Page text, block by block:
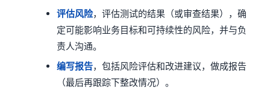
评估风险，评估测试的结果（或审查结果），确
定可能影响业务目标和可持续性的风险，并与负
责人沟通。
编写报告，包括风险评估和改进建议，做成报告
（最后再跟踪下整改情况）。